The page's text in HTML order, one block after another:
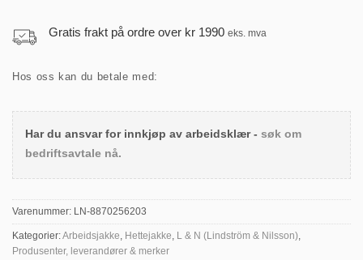
Gratis frakt på ordre over kr 1990eks. mva
Hos oss kan du betale med:
Har du ansvar for innkjøp av arbeidsklær - søk om
bedriftsavtale nå.
Varenummer: LN-8870256203
Kategorier:Arbeidsjakke, Hettejakke, L & N (Lindström & Nilsson),
Produsenter, leverandører & merker